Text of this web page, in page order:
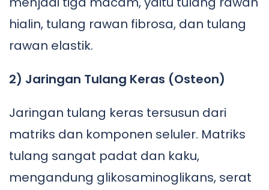
hialin, tulang rawan fibrosa, dan tulang
rawan elastik.
2) Jaringan Tulang Keras (Osteon)
Jaringan tulang keras tersusun dari
matriks dan komponen seluler. Matriks
tulang sangat padat dan kaku,
mengandung glikosaminoglikans, serat